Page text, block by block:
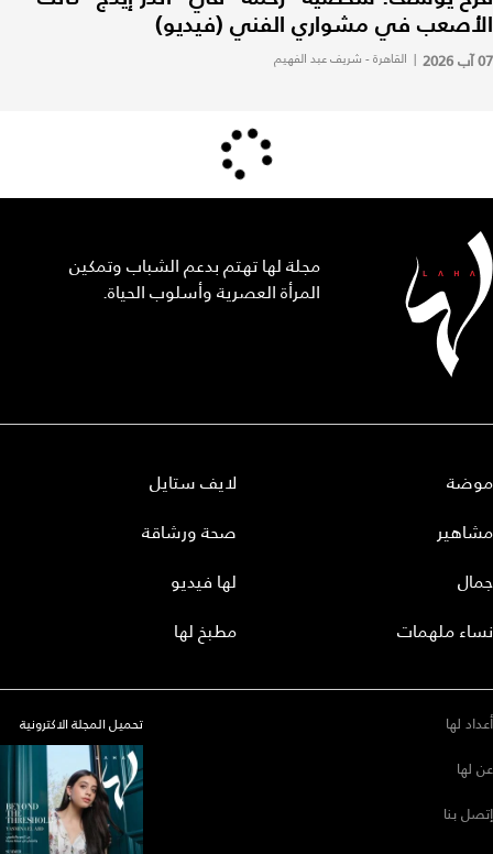
الأصعب في مشواري الفني (فيديو)
07 آب 2026 | القاهرة - شريف عبد الفهيم
مجلة لها تهتم بدعم الشباب وتمكين
المرأة العصرية وأسلوب الحياة.
موضة
مشاهير
جمال
نساء ملهمات
لايف ستايل
صحة ورشاقة
لها فيديو
مطبخ لها
أعداد لها
عن لها
إتصل بنا
تحميل المجلة الاكترونية